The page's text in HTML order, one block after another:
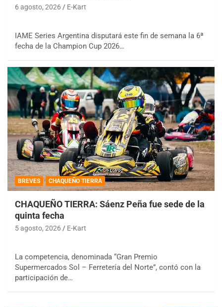
6 agosto, 2026 E-Kart
IAME Series Argentina disputará este fin de semana la 6ª
fecha de la Champion Cup 2026…
BREVES CHAQUEÑO TIERRA
CHAQUEÑO TIERRA: Sáenz Peña fue sede de la
quinta fecha
5 agosto, 2026 E-Kart
La competencia, denominada “Gran Premio
Supermercados Sol – Ferretería del Norte”, contó con la
participación de…